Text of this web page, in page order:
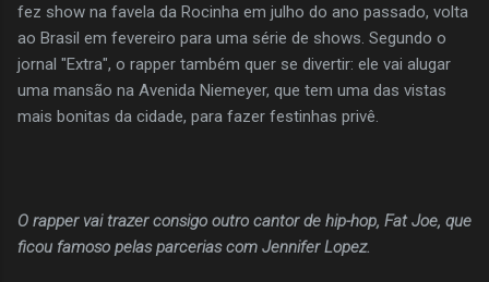
fez show na favela da Rocinha em julho do ano passado, volta
ao Brasil em fevereiro para uma série de shows. Segundo o
jornal "Extra", o rapper também quer se divertir: ele vai alugar
uma mansão na Avenida Niemeyer, que tem uma das vistas
mais bonitas da cidade, para fazer festinhas privê.
O rapper vai trazer consigo outro cantor de hip-hop, Fat Joe, que
ficou famoso pelas parcerias com Jennifer Lopez.